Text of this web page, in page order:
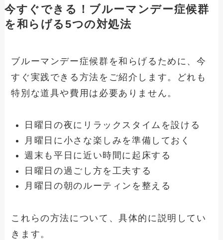
今すぐできる！ブルーマンデー症候群
を和らげる5つの対処法
ブルーマンデー症候群を和らげるために、今
すぐ実践できる方法をご紹介します。どれも
特別な道具や費用は必要ありません。
日曜日の夜にリラックスタイムを設ける
月曜日に小さな楽しみを準備しておく
週末も平日に近い時間に起床する
日曜日の過ごし方を工夫する
月曜日の朝のルーティンを整える
これらの方法について、具体的に説明してい
きます。